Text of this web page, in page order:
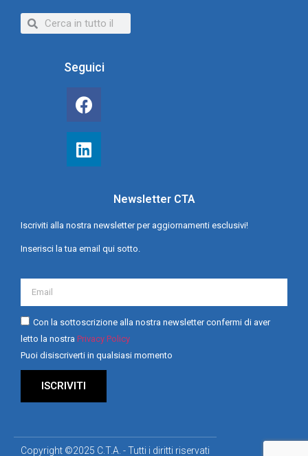
Seguici
Newsletter CTA
Iscriviti alla nostra newsletter per aggiornamenti esclusivi!
Inserisci la tua email qui sotto.
Con la sottoscrizione alla nostra newsletter confermi di aver
letto la nostra Privacy Policy
Puoi disiscriverti in qualsiasi momento
ISCRIVITI
Copyright ©2025 C.T.A. - Tutti i diritti riservati